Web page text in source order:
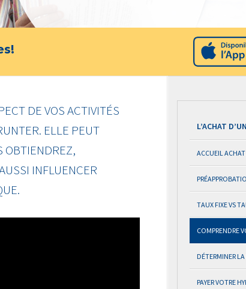
DE VOS ACTIVITÉS
ELLE PEUT
OBTIENDREZ,
INFLUENCER
L’ACHAT
ACCUEIL ACHAT
TAUX FIXE VS
COMPRENDRE
DÉTERMINER
PAYER VOTRE